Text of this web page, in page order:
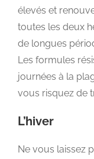
élevés et
toutes les deux
de longues
Les formules
journées à la
vous risquez de
L’hiver
Ne vous laissez